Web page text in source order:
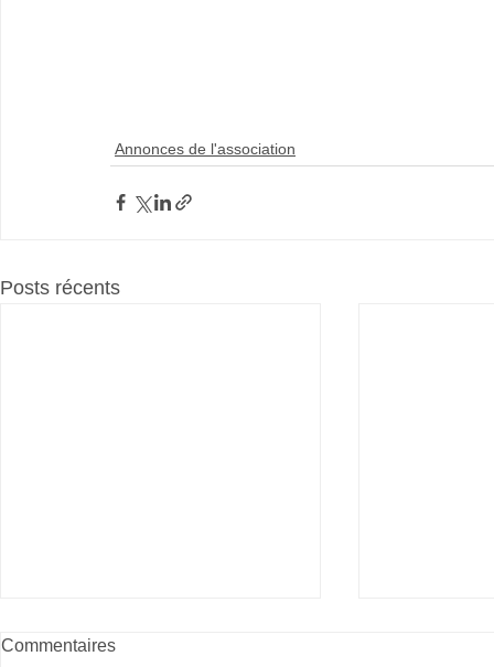
Annonces de l'association
Posts récents
Commentaires